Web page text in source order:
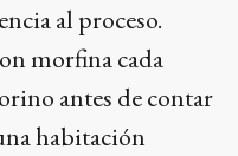
al proceso.
morfina cada
antes de contar
habitación